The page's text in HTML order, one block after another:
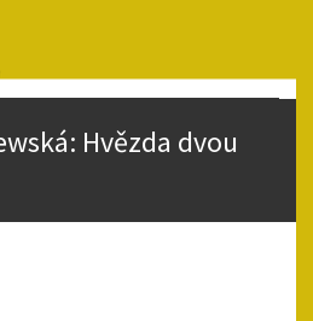
Hvězda dvou